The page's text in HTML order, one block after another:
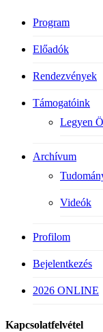
Program
Előadók
Rendezvények
Támogatóink
Legyen
Archívum
Videók
Profilom
Bejelentkezés
2026 ONLINE
Kapcsolatfelvétel